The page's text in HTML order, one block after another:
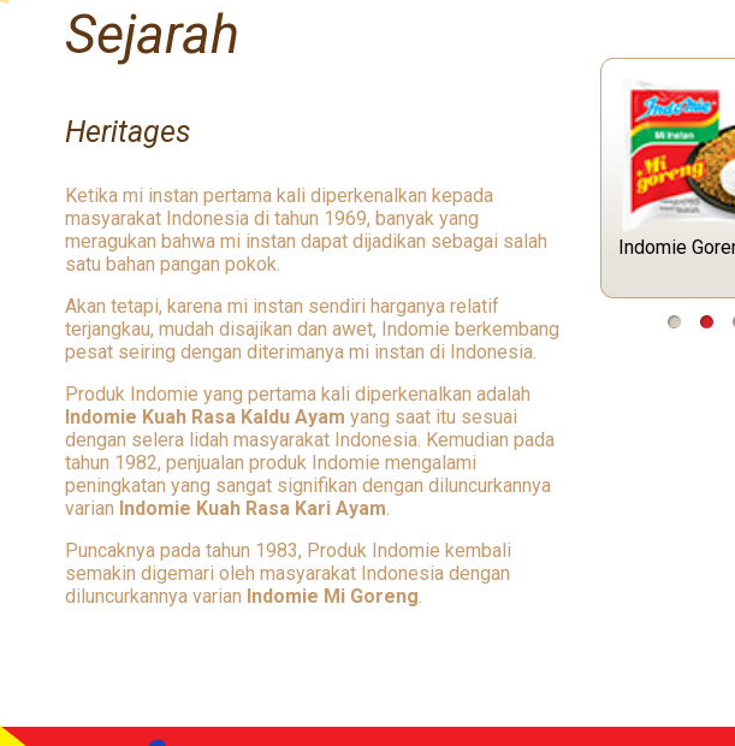
Sejarah
Heritages
Ketika mi instan pertama kali diperkenalkan kepada
masyarakat Indonesia di tahun 1969, banyak yang
meragukan bahwa mi instan dapat dijadikan sebagai salah
satu bahan pangan pokok.
Akan tetapi, karena mi instan sendiri harganya relatif
terjangkau, mudah disajikan dan awet, Indomie berkembang
pesat seiring dengan diterimanya mi instan di Indonesia.
Produk Indomie yang pertama kali diperkenalkan adalah
Indomie Kuah Rasa Kaldu Ayam yang saat itu sesuai
dengan selera lidah masyarakat Indonesia. Kemudian pada
tahun 1982, penjualan produk Indomie mengalami
peningkatan yang sangat signifikan dengan diluncurkannya
varian Indomie Kuah Rasa Kari Ayam.
Puncaknya pada tahun 1983, Produk Indomie kembali
semakin digemari oleh masyarakat Indonesia dengan
diluncurkannya varian Indomie Mi Goreng.
Indomie
Indomie
. .